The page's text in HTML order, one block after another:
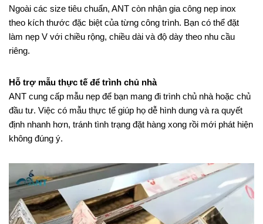
Ngoài các size tiêu chuẩn, ANT còn nhận gia công nẹp inox
theo kích thước đặc biệt của từng công trình. Bạn có thể đặt
làm nẹp V với chiều rộng, chiều dài và độ dày theo nhu cầu
riêng.
Hỗ trợ mẫu thực tế để trình chủ nhà
ANT cung cấp mẫu nẹp để bạn mang đi trình chủ nhà hoặc chủ
đầu tư. Việc có mẫu thực tế giúp họ dễ hình dung và ra quyết
định nhanh hơn, tránh tình trạng đặt hàng xong rồi mới phát hiện
không đúng ý.